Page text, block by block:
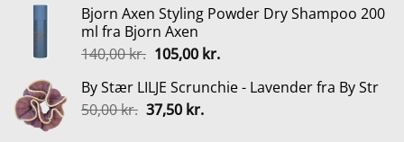
pris
var:
299,00 kr..
pris
225,00 kr..
Bjorn Axen Styling Powder Dry Shampoo 200
ml fra Bjorn Axen
140,00kr. Den
pris
var:
105,00 kr.Den
pris
By Stær LILJE Scrunchie - Lavender fra By Str
50,00kr. Den
37,50 kr.Den